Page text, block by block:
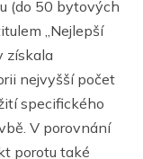
(do 50 bytových
„Nejlepší
získala
nejvyšší počet
specifického
V porovnání
porotu také